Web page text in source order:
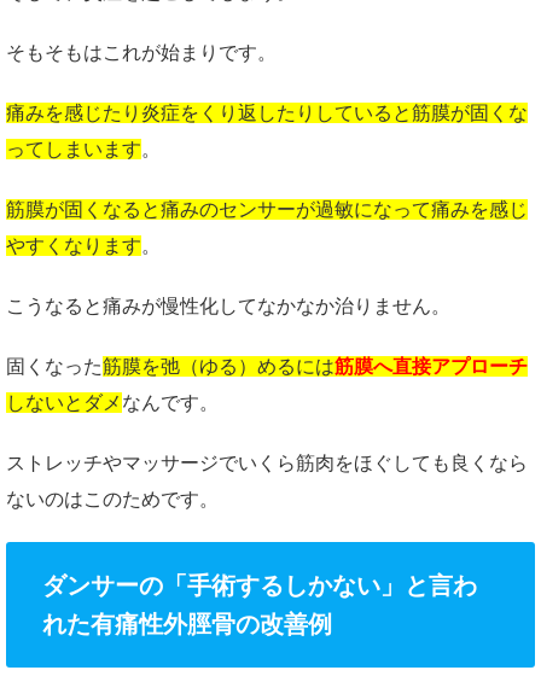
そもそもはこれが始まりです。
痛みを感じたり炎症をくり返したりしていると筋膜が固くな
ってしまいます。
筋膜が固くなると痛みのセンサーが過敏になって痛みを感じ
やすくなります。
こうなると痛みが慢性化してなかなか治りません。
固くなった筋膜を弛（ゆる）めるには筋膜へ直接アプローチ
しないとダメ なんです。
ストレッチやマッサージでいくら筋肉をほぐしても良くなら
ないのはこのためです。
ダンサーの「手術するしかない」と言わ
れた有痛性外脛骨の改善例